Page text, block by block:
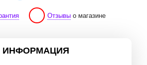
Отзывыо магазине
ИНФОРМАЦИЯ